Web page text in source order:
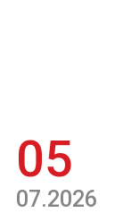
05
07.2026